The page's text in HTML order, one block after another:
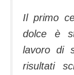
Il primo
dolce è
lavoro di
risultati